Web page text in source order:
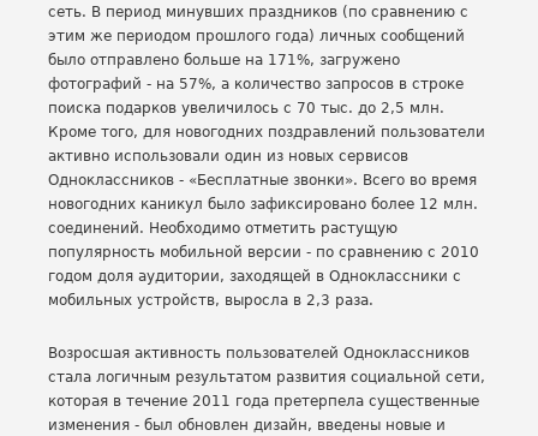
сеть. В период минувших праздников (по сравнению с
этим же периодом прошлого года) личных сообщений
было отправлено больше на 171%, загружено
фотографий - на 57%, а количество запросов в строке
поиска подарков увеличилось с 70 тыс. до 2,5 млн.
Кроме того, для новогодних поздравлений пользователи
активно использовали один из новых сервисов
Одноклассников - «Бесплатные звонки». Всего во время
новогодних каникул было зафиксировано более 12 млн.
соединений. Необходимо отметить растущую
популярность мобильной версии - по сравнению с 2010
годом доля аудитории, заходящей в Одноклассники с
мобильных устройств, выросла в 2,3 раза.
Возросшая активность пользователей Одноклассников
стала логичным результатом развития социальной сети,
которая в течение 2011 года претерпела существенные
изменения - был обновлен дизайн, введены новые и